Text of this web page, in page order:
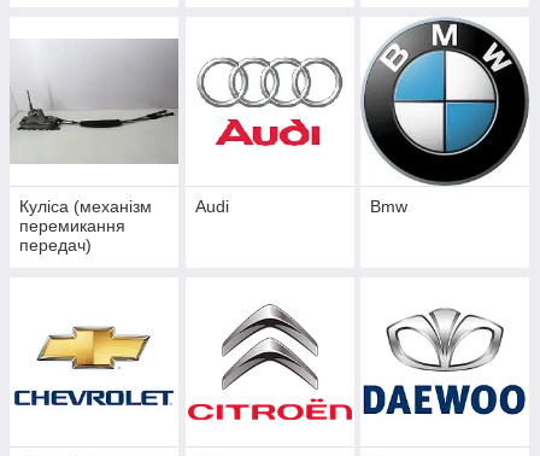
Куліса (механізм
перемикання
передач)
Audi Bmw